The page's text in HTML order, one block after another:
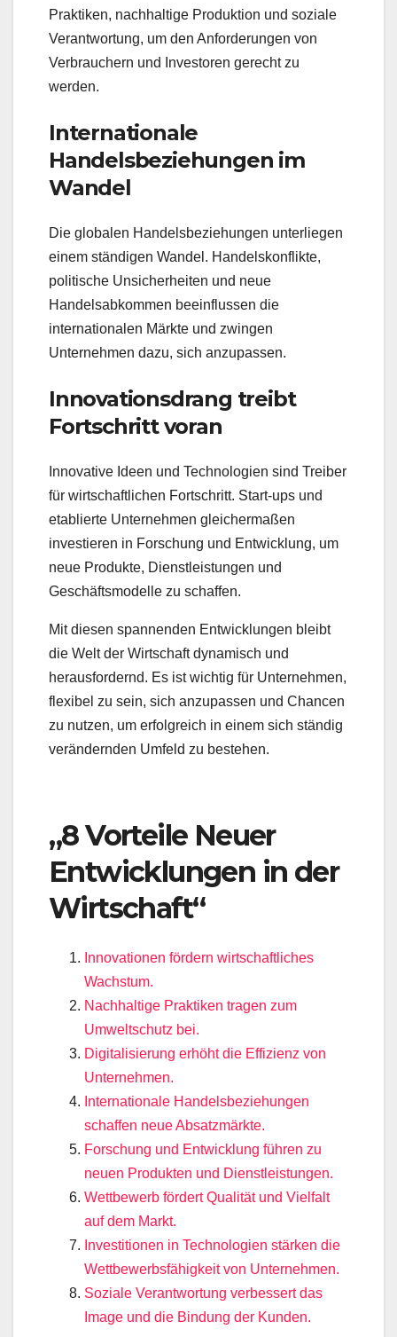
Praktiken, nachhaltige Produktion und soziale
Verantwortung, um den Anforderungen von
Verbrauchern und Investoren gerecht zu
werden.
Internationale
Handelsbeziehungen im
Wandel
Die globalen Handelsbeziehungen unterliegen
einem ständigen Wandel. Handelskonflikte,
politische Unsicherheiten und neue
Handelsabkommen beeinflussen die
internationalen Märkte und zwingen
Unternehmen dazu, sich anzupassen.
Innovationsdrang treibt
Fortschritt voran
Innovative Ideen und Technologien sind Treiber
für wirtschaftlichen Fortschritt. Start-ups und
etablierte Unternehmen gleichermaßen
investieren in Forschung und Entwicklung, um
neue Produkte, Dienstleistungen und
Geschäftsmodelle zu schaffen.
Mit diesen spannenden Entwicklungen bleibt
die Welt der Wirtschaft dynamisch und
herausfordernd. Es ist wichtig für Unternehmen,
flexibel zu sein, sich anzupassen und Chancen
zu nutzen, um erfolgreich in einem sich ständig
verändernden Umfeld zu bestehen.
„8 Vorteile Neuer
Entwicklungen in der
Wirtschaft“
Innovationen fördern wirtschaftliches
Wachstum.
Nachhaltige Praktiken tragen zum
Umweltschutz bei.
Digitalisierung erhöht die Effizienz von
Unternehmen.
Internationale Handelsbeziehungen
schaffen neue Absatzmärkte.
Forschung und Entwicklung führen zu
neuen Produkten und Dienstleistungen.
Wettbewerb fördert Qualität und Vielfalt
auf dem Markt.
Investitionen in Technologien stärken die
Wettbewerbsfähigkeit von Unternehmen.
Soziale Verantwortung verbessert das
Image und die Bindung der Kunden.